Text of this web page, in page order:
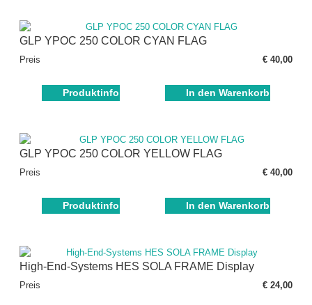
GLP YPOC 250 COLOR CYAN FLAG
Preis € 40,00
Produktinfo In den Warenkorb
GLP YPOC 250 COLOR YELLOW FLAG
Preis € 40,00
Produktinfo In den Warenkorb
High-End-Systems HES SOLA FRAME Display
Preis € 24,00